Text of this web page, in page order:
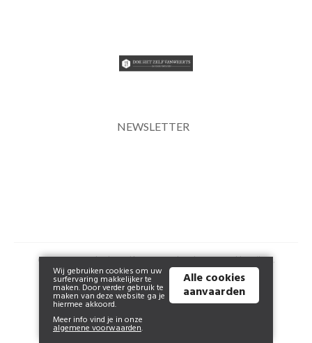
NEWSLETTER
© 2026 www.doehetzelfvanweerts.be | Powered byTilroy.
Wij gebruiken cookies om uw
surfervaring makkelijker te
maken. Door verder gebruik te
maken van deze website ga je
hiermee akkoord.
Meer info vind je in onze
algemene voorwaarden.
Alle cookies
aanvaarden